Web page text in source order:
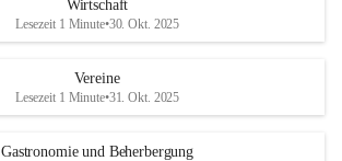
Wirtschaft
Lesezeit 1 Minute•30. Okt. 2025
Vereine
Lesezeit 1 Minute•31. Okt. 2025
Gastronomie und Beherbergung